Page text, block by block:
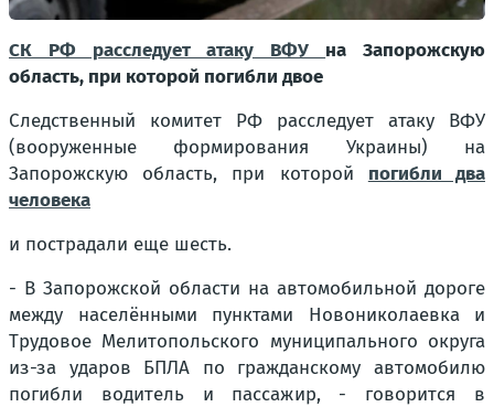
СК РФ расследует атаку ВФУ на Запорожскую
область, при которой погибли двое
Следственный комитет РФ расследует атаку ВФУ
(вооруженные формирования Украины) на
Запорожскую область, при которой погибли два
человека
и пострадали еще шесть.
- В Запорожской области на автомобильной дороге
между населёнными пунктами Новониколаевка и
Трудовое Мелитопольского муниципального округа
из-за ударов БПЛА по гражданскому автомобилю
погибли водитель и пассажир, - говорится в